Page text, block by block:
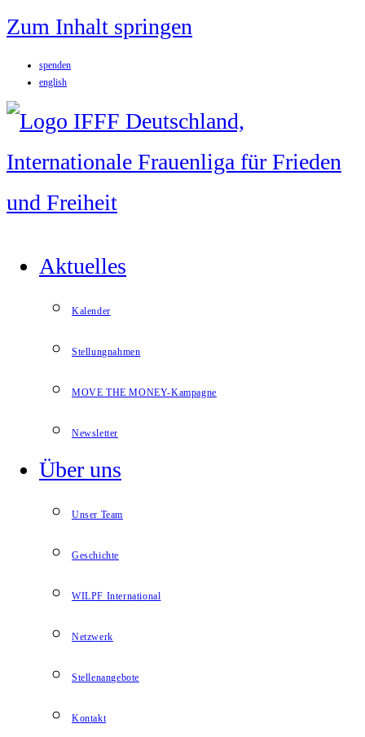
Zum Inhalt springen
spenden
english
Aktuelles
Kalender
Stellungnahmen
MOVE THE MONEY-Kampagne
Newsletter
Über uns
Unser Team
Geschichte
WILPF International
Netzwerk
Stellenangebote
Kontakt